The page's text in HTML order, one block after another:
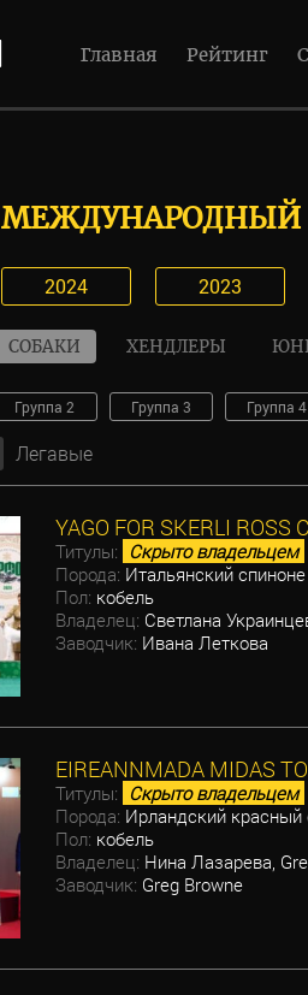
Главная Рейтинг
МЕЖДУНАРОДНЫЙ
2024 2023
СОБАКИ ХЕНДЛЕРЫ
Группа 2 Группа 3 Группа 4
Легавые
YAGO FOR SKERLI ROSS
Титулы: Скрыто владельцем
Порода: Итальянский спиноне
Пол: кобель
Владелец: Светлана
Заводчик: Ивана Леткова
EIREANNMADA MIDAS
Титулы: Скрыто владельцем
Порода: Ирландский красный
Пол: кобель
Владелец: Нина Лазарева,
Заводчик: Greg Browne